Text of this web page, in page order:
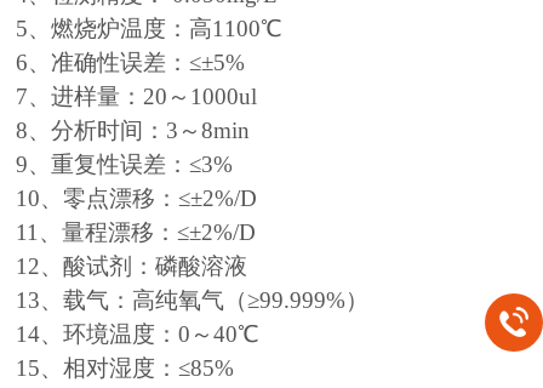
5、燃烧炉温度：高1100℃
6、准确性误差：≤±5%
7、进样量：20～1000ul
8、分析时间：3～8min
9、重复性误差：≤3%
10、零点漂移：≤±2%/D
11、量程漂移：≤±2%/D
12、酸试剂：磷酸溶液
13、载气：高纯氧气（≥99.999%）
14、环境温度：0～40℃
15、相对湿度：≤85%